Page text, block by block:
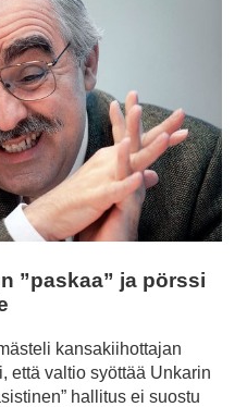
”paskaa” ja pörssi
kansakiihottajan
että valtio syöttää Unkarin
hallitus ei suostu